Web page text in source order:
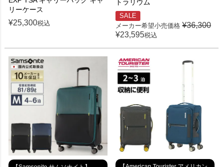
リーケース
¥25,300税込
トラリウム
SALE
メーカー希望小売価格 ¥36,300
¥23,595税込